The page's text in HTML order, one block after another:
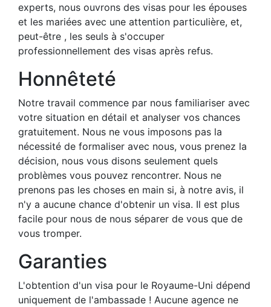
experts, nous ouvrons des visas pour les épouses
et les mariées avec une attention particulière, et,
peut-être , les seuls à s'occuper
professionnellement des visas après refus.
Honnêteté
Notre travail commence par nous familiariser avec
votre situation en détail et analyser vos chances
gratuitement. Nous ne vous imposons pas la
nécessité de formaliser avec nous, vous prenez la
décision, nous vous disons seulement quels
problèmes vous pouvez rencontrer. Nous ne
prenons pas les choses en main si, à notre avis, il
n'y a aucune chance d'obtenir un visa. Il est plus
facile pour nous de nous séparer de vous que de
vous tromper.
Garanties
L'obtention d'un visa pour le Royaume-Uni dépend
uniquement de l'ambassade ! Aucune agence ne